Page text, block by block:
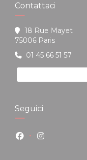
Contattaci
18 Rue Mayet
75006 Paris((apre
01 45 66 51 57
Seguici
Facebook ((apre
Instagram